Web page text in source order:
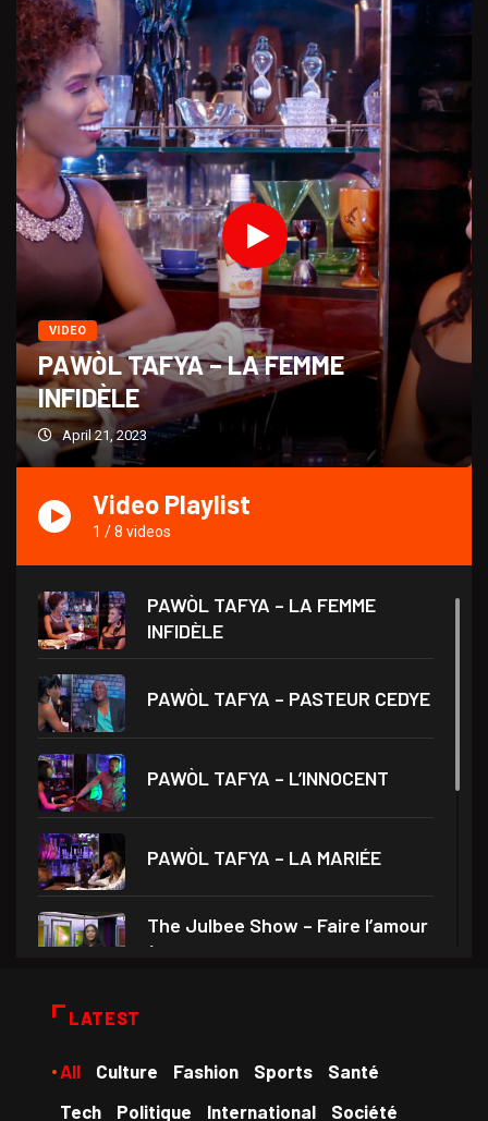
VIDEO
PAWÒL TAFYA – LA FEMME
INFIDÈLE
April 21, 2023
Video Playlist
1 /8 videos
PAWÒL TAFYA – LA FEMME
INFIDÈLE
PAWÒL TAFYA – PASTEUR CEDYE
PAWÒL TAFYA – L’INNOCENT
PAWÒL TAFYA – LA MARIÉE
The Julbee Show – Faire l’amour
à son
LATEST
All Culture Fashion Sports
Santé
Tech
Politique International Société